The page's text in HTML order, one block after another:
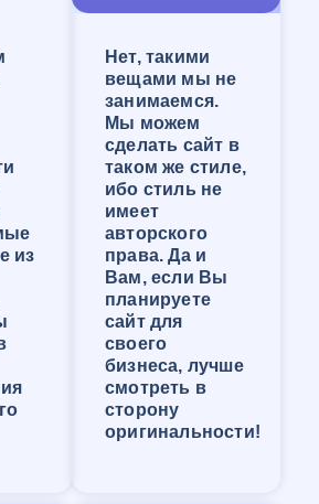
Студия «ОНЛАЙН» сделает
запросам Клиента и
задач его
нас большой опыт создания
сайта-визитки в
это самый популярный вид
и функционал может быть
масштаба, от
с контактами и кратким
до сайта с огромным
и перечнем функций.
хорошо продвигаться, если
продумать всё до мелочей,
контента, внедрить
и сделать его удобным для
же в наше время стоит
из
Нет, такими
вещами мы не
занимаемся.
Мы можем
сделать сайт в
таком же стиле,
ибо стиль не
имеет
авторского
права. Да и
Вам, если Вы
планируете
сайт для
своего
бизнеса, лучше
смотреть в
сторону
оригинальности!